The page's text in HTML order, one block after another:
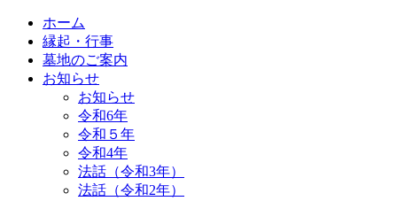
ホーム
縁起・行事
墓地のご案内
お知らせ
お知らせ
令和6年
令和５年
令和4年
法話（令和3年）
法話（令和2年）